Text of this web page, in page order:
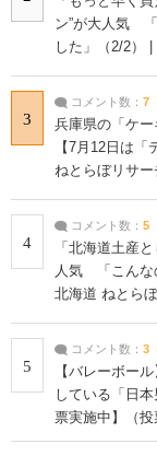
ン”が大人気
した」（2/2）
3
コメント数： 7
兵庫県の「ケ
【7月12日は
ねとらぼリサー
4
コメント数： 5
「北海道土産
人気 「こんな
北海道 ねとら
5
コメント数： 3
【バレーボー
している「日
票実施中】（